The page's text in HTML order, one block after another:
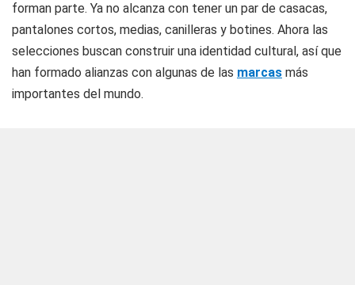
forman parte. Ya no alcanza con tener un par de casacas,
pantalones cortos, medias, canilleras y botines. Ahora las
selecciones buscan construir una identidad cultural, así que
han formado alianzas con algunas de las marcas más
importantes del mundo.